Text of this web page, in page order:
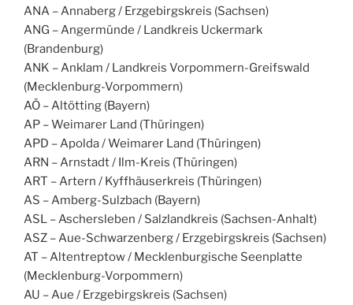
ANA – Annaberg / Erzgebirgskreis (Sachsen)
ANG – Angermünde / Landkreis Uckermark
(Brandenburg)
ANK – Anklam / Landkreis Vorpommern-Greifswald
(Mecklenburg-Vorpommern)
AÖ – Altötting (Bayern)
AP – Weimarer Land (Thüringen)
APD – Apolda / Weimarer Land (Thüringen)
ARN – Arnstadt / Ilm-Kreis (Thüringen)
ART – Artern / Kyffhäuserkreis (Thüringen)
AS – Amberg-Sulzbach (Bayern)
ASL – Aschersleben / Salzlandkreis (Sachsen-Anhalt)
ASZ – Aue-Schwarzenberg / Erzgebirgskreis (Sachsen)
AT – Altentreptow / Mecklenburgische Seenplatte
(Mecklenburg-Vorpommern)
AU – Aue / Erzgebirgskreis (Sachsen)